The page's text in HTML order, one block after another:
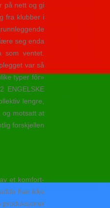
på nett og gi
fra klubber i
seg enda
ventet.
var så
typer fôr»
ENGELSKE
lengre,
og motsatt at
forskjellen
et komfort-
han ikke
produksjoner